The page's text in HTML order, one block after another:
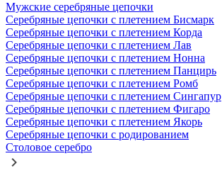
Мужские серебряные цепочки
Серебряные цепочки с плетением Бисмарк
Серебряные цепочки с плетением Корда
Серебряные цепочки с плетением Лав
Серебряные цепочки с плетением Нонна
Серебряные цепочки с плетением Панцирь
Серебряные цепочки с плетением Ромб
Серебряные цепочки с плетением Сингапур
Серебряные цепочки с плетением Фигаро
Серебряные цепочки с плетением Якорь
Серебряные цепочки с родированием
Столовое серебро